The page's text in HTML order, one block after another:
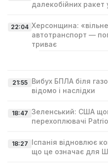
далекобійних
22:04 Херсонщина:
автотранспорт —
триває
21:55
Вибух БПЛА біля
відомо і наслідки
18:47 Зеленський: США
перехоплювачі
18:27 Іспанія відновлює
що це означає для